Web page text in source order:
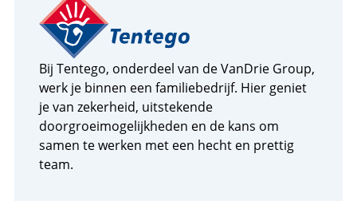
Bij Tentego, onderdeel van de VanDrie Group,
werk je binnen een familiebedrijf. Hier geniet
je van zekerheid, uitstekende
doorgroeimogelijkheden en de kans om
samen te werken met een hecht en prettig
team.